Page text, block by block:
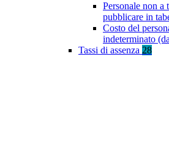
Personale non a
pubblicare in
Costo del
indeterminato
Tassi di assenza 28